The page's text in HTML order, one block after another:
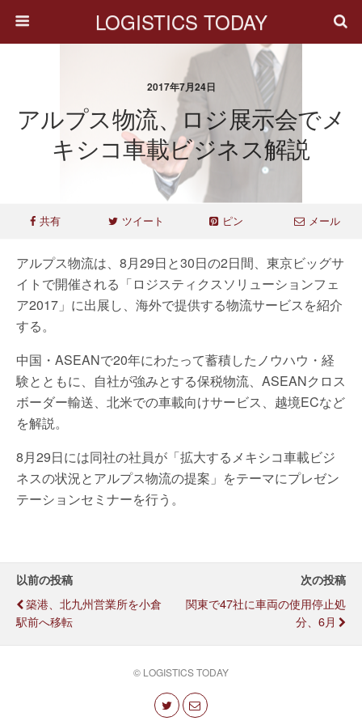
LOGISTICS TODAY
2017年7月24日
アルプス物流、ロジ展示会でメ
キシコ車載ビジネス解説
共有 ツイート ピン メール
アルプス物流は、8月29日と30日の2日間、東京ビッグサ
イトで開催される「ロジスティクスソリューションフェ
ア2017」に出展し、海外で提供する物流サービスを紹介
する。
中国・ASEANで20年にわたって蓄積したノウハウ・経
験とともに、自社が強みとする保税物流、ASEANクロス
ボーダー輸送、北米での車載向けサービス、越境ECなど
を解説。
8月29日には同社の社員が「拡大するメキシコ車載ビジ
ネスの状況とアルプス物流の提案」をテーマにプレゼン
テーションセミナーを行う。
以前の投稿
築港、北九州営業所を小倉
駅前へ移転
次の投稿
関東で47社に車両の使用停止処
分、6月
© LOGISTICS TODAY